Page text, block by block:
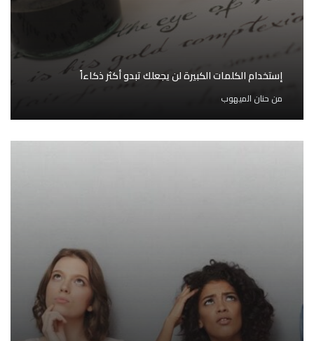
إستخدام الكلمات الكبيرة لن يجعلك تبدو أكثر ذكاءاً
من حنان الميهوب